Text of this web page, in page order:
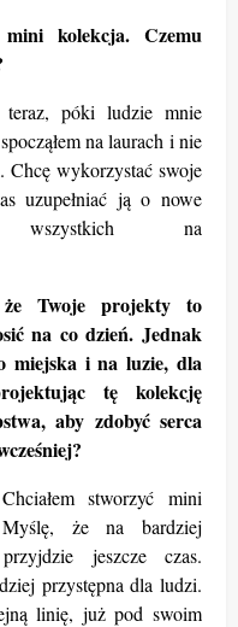
kolekcja. Czemu
teraz, póki ludzie mnie
na laurach i nie
Chcę wykorzystać swoje
uzupełniać ją o nowe
wszystkich na
że Twoje projekty to
na co dzień. Jednak
miejska i na luzie, dla
tę kolekcję
aby zdobyć serca
stworzyć mini
Myślę, że na bardziej
jeszcze czas.
przystępna dla ludzi.
linię, już pod swoim